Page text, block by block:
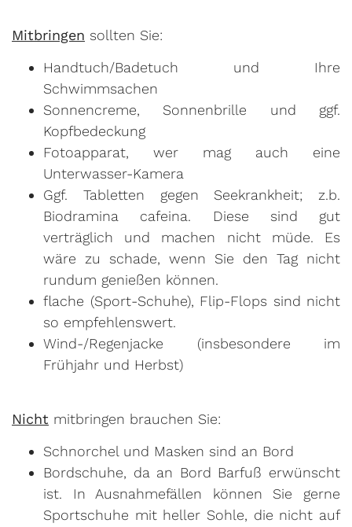
Mitbringen sollten Sie:
Handtuch/Badetuch und Ihre
Schwimmsachen
Sonnencreme, Sonnenbrille und ggf.
Kopfbedeckung
Fotoapparat, wer mag auch eine
Unterwasser-Kamera
Ggf. Tabletten gegen Seekrankheit; z.b.
Biodramina cafeina. Diese sind gut
verträglich und machen nicht müde. Es
wäre zu schade, wenn Sie den Tag nicht
rundum genießen können.
flache (Sport-Schuhe), Flip-Flops sind nicht
so empfehlenswert.
Wind-/Regenjacke (insbesondere im
Frühjahr und Herbst)
Nicht mitbringen brauchen Sie:
Schnorchel und Masken sind an Bord
Bordschuhe, da an Bord Barfuß erwünscht
ist. In Ausnahmefällen können Sie gerne
Sportschuhe mit heller Sohle, die nicht auf